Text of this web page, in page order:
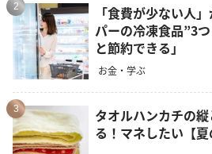
2
「食費が少ない人
パーの冷凍食品”3
と節約できる」
お金・学ぶ
3
タオルハンカチの
る！マネしたい【夏